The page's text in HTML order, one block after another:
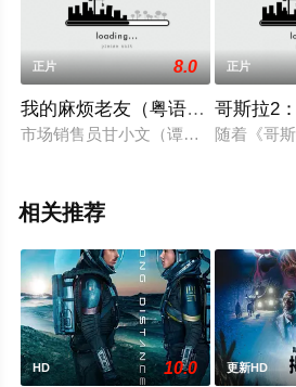
正片 8.0
我的麻烦老友（粤语版）
市场销售员甘小文（谭耀文）生性吝
正片
哥斯拉2
随着《哥
相关推荐
HD 10.0 更新HD